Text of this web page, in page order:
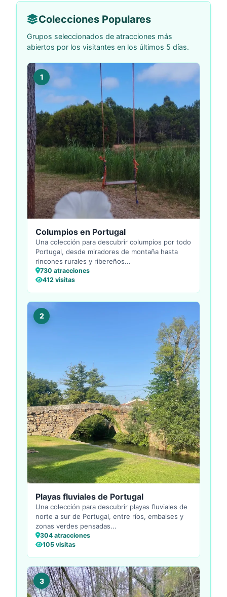
Colecciones Populares
Grupos seleccionados de atracciones más
abiertos por los visitantes en los últimos 5 días.
1
Columpios en Portugal
Una colección para descubrir columpios por todo
Portugal, desde miradores de montaña hasta
rincones rurales y ribereños...
730 atracciones
412 visitas
2
Playas fluviales de Portugal
Una colección para descubrir playas fluviales de
norte a sur de Portugal, entre ríos, embalses y
zonas verdes pensadas...
304 atracciones
105 visitas
3